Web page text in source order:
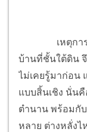
เหตุก
บ้านที่ชั้นใต้ดิน จึ
ไม่เคยรู้มาก่อน
แบบสิ้นเชิง นั่นคื
ตำนาน พร้อมกั
หลาย ต่างหลั่งไ